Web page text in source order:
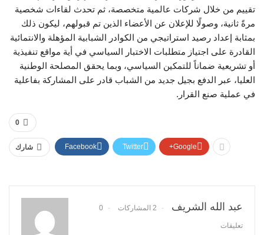
تقييم من خلال شركات عالمية متخصصة، ثم تحدث لقاءات شخصية
مرةً ثانية، وصولًا للإعلان عن الأعضاء الذين تم قبولهم، ليكون ذلك
بمثابة إعداد رصيد استراتيجي من الكوادر الشبابية المؤهلة والانتمائية
القادرة على اجتياز متطلبات الاختبار السياسي في أية مواقع تنفيذية
أو تشريعية ضماناً للتمكين السياسي، وبما يحقق المصلحة الوطنية
العليا، عبر الدفع بجيل جديد من الشباب قادر على المشاركة بفاعلية
في عملية صنع القرار.
0
شارك Facebook Twitter Google+
عبد الله الشريف 2 المشاركات 0
تعليقات